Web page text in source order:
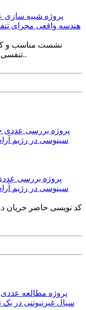
پروژه شبیه سازی
هندسه‌ واقعی مجرای
نشست مناسب و
تنفسی کمک کند. یکی از راه‌‌هایی که برای نشست..
پروژه بررسی
سینوسی در رژیم
کد نویسی حاضر جریان